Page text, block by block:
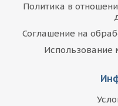
Политика в
Соглашение на
Использование